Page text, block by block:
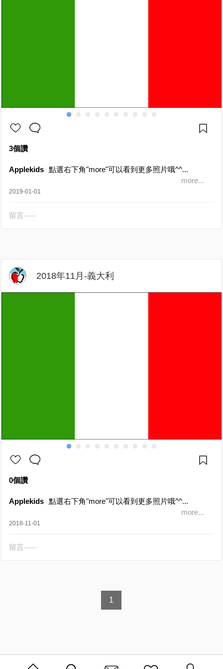
3個讚
Applekids
點選右下角"more"可以看到更多照片哦^^...
more...
2019-01-01
留言‧‧‧‧‧‧
2018年11月-義大利
0個讚
Applekids
點選右下角"more"可以看到更多照片哦^^...
more...
2018-11-01
留言‧‧‧‧‧‧
1